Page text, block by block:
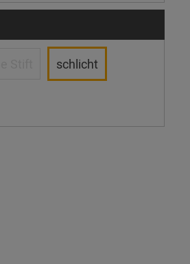
schlicht